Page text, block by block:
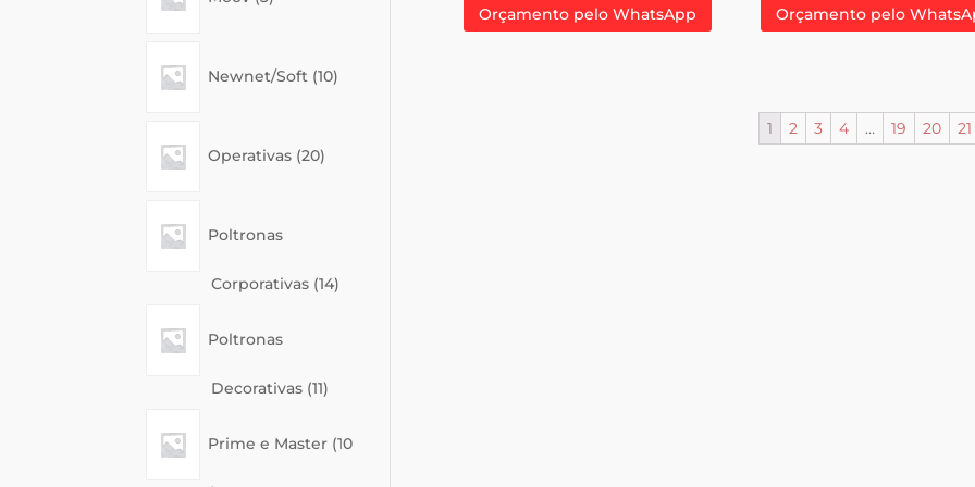
Newnet/Soft 10products
Operativas 20products
Poltronas
Corporativas 1414
Poltronas
Decorativas 1111
Prime e Master 10
Orçamento pelo WhatsApp Orçamento pelo
1 2 3 4 … 19 20 21